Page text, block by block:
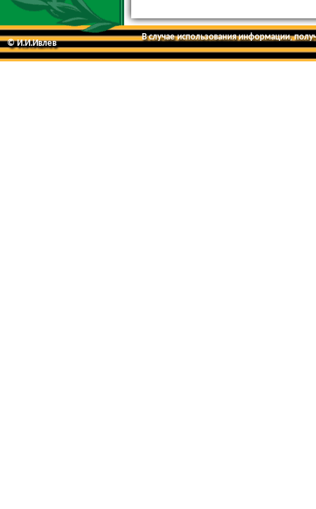
© И.И.Ивлев
В случае использования информации,